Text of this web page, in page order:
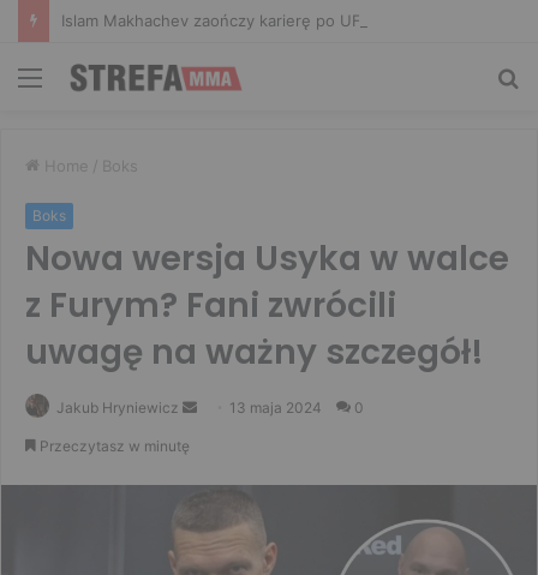
Menu
Home / Boks
Boks
Nowa wersja Usyka w walce
z Furym? Fani zwrócili
uwagę na ważny szczegół!
Jakub Hryniewicz
Send 13 maja 2024 0
Przeczytasz w minutę